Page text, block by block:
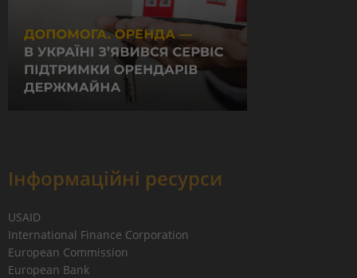
Інформаційні ресурси
USAID
International Finance Corporation
European Commission
European Bank